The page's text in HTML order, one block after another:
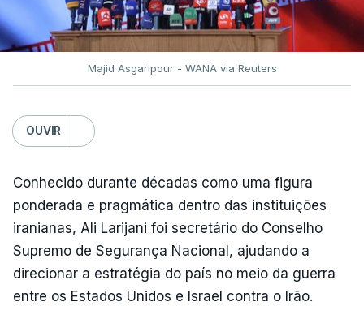
Majid Asgaripour - WANA via Reuters
OUVIR
Conhecido durante décadas como uma figura
ponderada e pragmática dentro das instituições
iranianas, Ali Larijani foi secretário do Conselho
Supremo de Segurança Nacional, ajudando a
direcionar a estratégia do país no meio da guerra
entre os Estados Unidos e Israel contra o Irão.